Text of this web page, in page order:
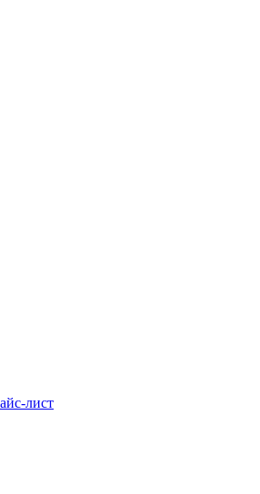
лист